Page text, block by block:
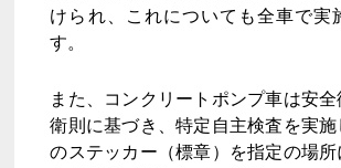
けられ、これについても全車で実
す。
また、コンクリートポンプ車は安
衛則に基づき、特定自主検査を実
のステッカー（標章）を指定の場所